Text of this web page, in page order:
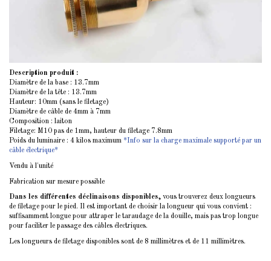
Description produit :
Diamètre de la base : 13.7mm
Diamètre de la tête : 13.7mm
Hauteur: 10mm (sans le filetage)
Diamètre de câble de 4mm à 7mm
Composition : laiton
Filetage: M10 pas de 1mm, hauteur du filetage 7.8mm
Poids du luminaire : 4 kilos maximum *Info sur la charge maximale supporté par un
câble électrique*
Vendu à l'unité
Fabrication sur mesure possible
Dans les différentes déclinaisons disponibles, vous trouverez deux longueurs
de filetage pour le pied. Il est important de choisir la longueur qui vous convient :
suffisamment longue pour attraper le taraudage de la douille, mais pas trop longue
pour faciliter le passage des câbles électriques.
Les longueurs de filetage disponibles sont de 8 millimètres et de 11 millimètres.